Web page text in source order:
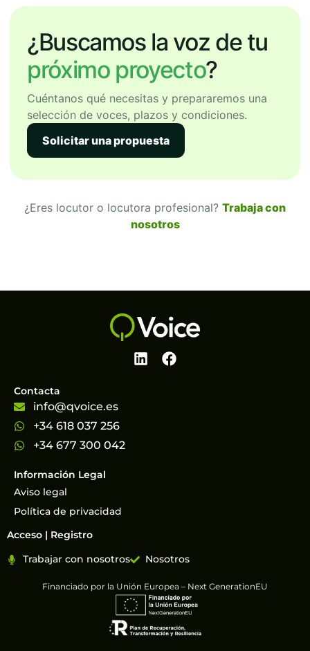
¿Buscamos la voz de tu
próximo proyecto?
Cuéntanos qué necesitas y prepararemos una
selección de voces, plazos y condiciones.
Solicitar una propuesta
¿Eres locutor o locutora profesional? Trabaja con
nosotros
Información Legal
Aviso legal
Política de privacidad
Contacta
info@qvoice.es
+34 618 037 256
+34 677 300 042
Acceso | Registro
Trabajar con nosotros
Nosotros
Financiado por la Unión Europea – Next GenerationEU